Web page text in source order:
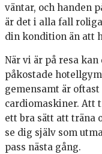
väntar, och handen
är det i alla fall
din kondition än att
När vi är på resa
påkostade
gemensamt är
cardiomaskiner. Att
ett bra sätt att träna
se dig själv som
pass nästa gång.